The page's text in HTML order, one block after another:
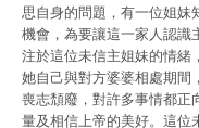
思自身的問題，有一位姐妹
機會，為要讓這一家人認識
注於這位未信主姐妹的情緒
她自己與對方婆婆相處期間
喪志頹廢，對許多事情都正
量及相信上帝的美好。這位